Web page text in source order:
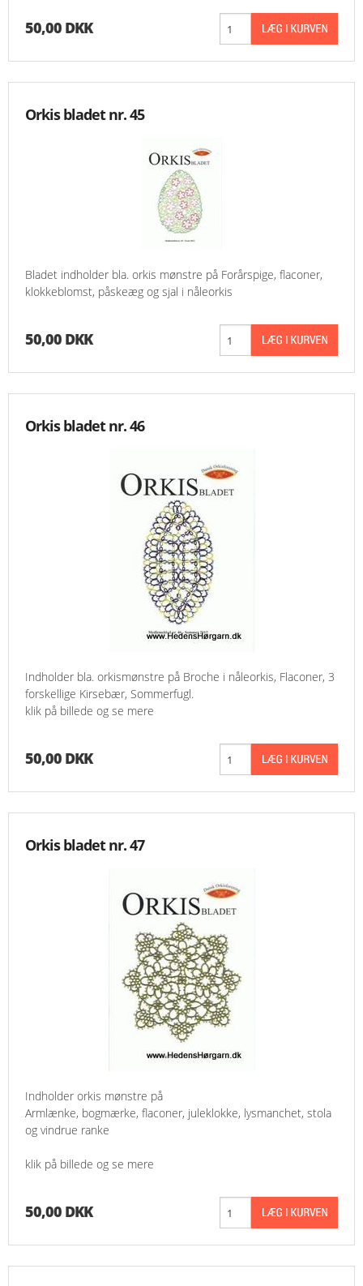
50,00 DKK
Orkis bladet nr. 45
Bladet indholder bla. orkis mønstre på Forårspige, flaconer,
klokkeblomst, påskeæg og sjal i nåleorkis
50,00 DKK
Orkis bladet nr. 46
Indholder bla. orkismønstre på Broche i nåleorkis, Flaconer, 3
forskellige Kirsebær, Sommerfugl.
klik på billede og se mere
50,00 DKK
Orkis bladet nr. 47
Indholder orkis mønstre på
Armlænke, bogmærke, flaconer, juleklokke, lysmanchet, stola
og vindrue ranke
klik på billede og se mere
50,00 DKK